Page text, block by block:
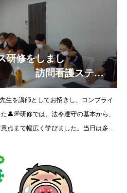
研修をしまし
問看護ステー
生を講師としてお招きし、コンプライ
👤💭研修では、法令遵守の基本から、
点まで幅広く学びました。当日は多く